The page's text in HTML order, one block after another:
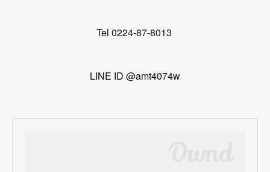
Tel 0224-87-8013
LINE ID @amt4074w